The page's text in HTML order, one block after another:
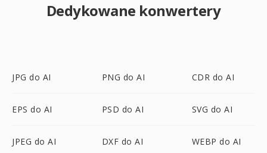
Dedykowane konwertery
JPG do AI PNG do AI CDR do AI
EPS do AI PSD do AI SVG do AI
JPEG do AI DXF do AI WEBP do AI